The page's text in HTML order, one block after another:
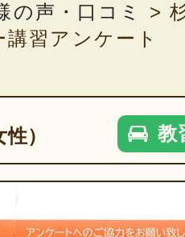
の声・口コミ >
習アンケート
） 教